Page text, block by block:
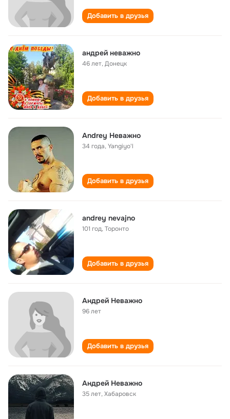
Добавить в друзья
андрей неважно
46 лет,Донецк
Добавить в друзья
Andrey Неважно
34 года,Yangiyo'l
Добавить в друзья
andrey nevajno
101 год,Торонто
Добавить в друзья
Андрей Неважно
96 лет
Добавить в друзья
Андрей Неважно
35 лет,Хабаровск